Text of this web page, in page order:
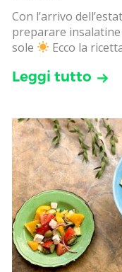
Con l’arrivo
preparare
sole
Ecco la
Leggi tutto